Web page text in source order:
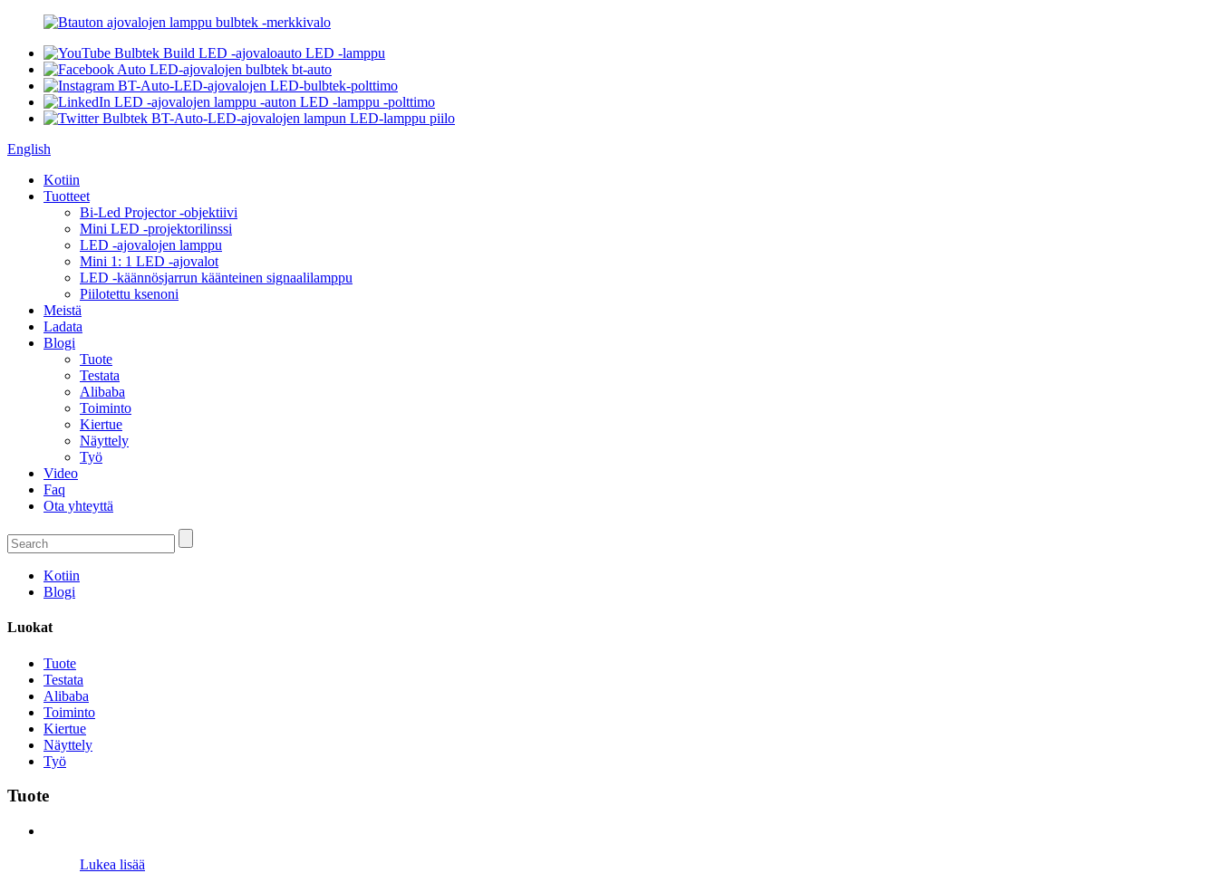
English
Kotiin
Tuotteet
Bi-Led Projector -objektiivi
Mini LED -projektorilinssi
LED -ajovalojen lamppu
Mini 1: 1 LED -ajovalot
LED -käännösjarrun käänteinen signaalilamppu
Piilotettu ksenoni
Meistä
Ladata
Blogi
Tuote
Testata
Alibaba
Toiminto
Kiertue
Näyttely
Työ
Video
Faq
Ota yhteyttä
Kotiin
Blogi
Luokat
Tuote
Testata
Alibaba
Toiminto
Kiertue
Näyttely
Työ
Tuote
Lukea lisää